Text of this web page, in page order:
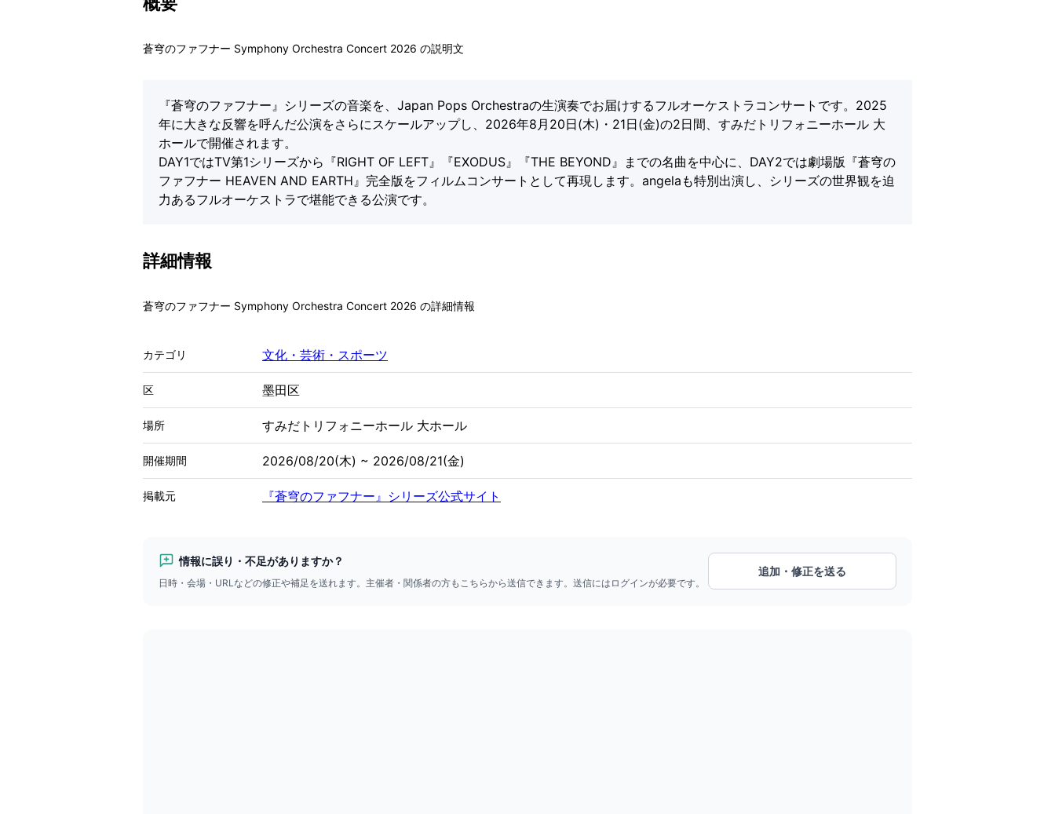
蒼穹のファフナー Symphony Orchestra Concert 2026 の説明文
『蒼穹のファフナー』シリーズの音楽を、Japan Pops Orchestraの生演奏でお届けするフルオーケストラコンサートです。2025
年に大きな反響を呼んだ公演をさらにスケールアップし、2026年8月20日(木)・21日(金)の2日間、すみだトリフォニーホール 大
ホールで開催されます。
DAY1ではTV第1シリーズから『RIGHT OF LEFT』『EXODUS』『THE BEYOND』までの名曲を中心に、DAY2では劇場版『蒼穹の
ファフナー HEAVEN AND EARTH』完全版をフィルムコンサートとして再現します。angelaも特別出演し、シリーズの世界観を迫
力あるフルオーケストラで堪能できる公演です。
詳細情報
蒼穹のファフナー Symphony Orchestra Concert 2026 の詳細情報
カテゴリ 文化・芸術・スポーツ
区 墨田区
場所 すみだトリフォニーホール 大ホール
開催期間 2026/08/20(木) ~ 2026/08/21(金)
掲載元 『蒼穹のファフナー』シリーズ公式サイト
情報に誤り・不足がありますか？
日時・会場・URLなどの修正や補足を送れます。主催者・関係者の方もこちらから送信できます。送信にはログインが必要です。
追加・修正を送る